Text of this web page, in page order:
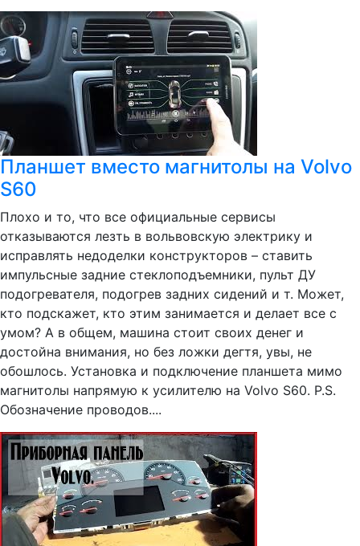
Планшет вместо магнитолы на Volvo
S60
Плохо и то, что все официальные сервисы
отказываются лезть в вольвовскую электрику и
исправлять недоделки конструкторов – ставить
импульсные задние стеклоподъемники, пульт ДУ
подогревателя, подогрев задних сидений и т. Может,
кто подскажет, кто этим занимается и делает все с
умом? А в общем, машина стоит своих денег и
достойна внимания, но без ложки дегтя, увы, не
обошлось. Установка и подключение планшета мимо
магнитолы напрямую к усилителю на Volvo S60. P.S.
Обозначение проводов....